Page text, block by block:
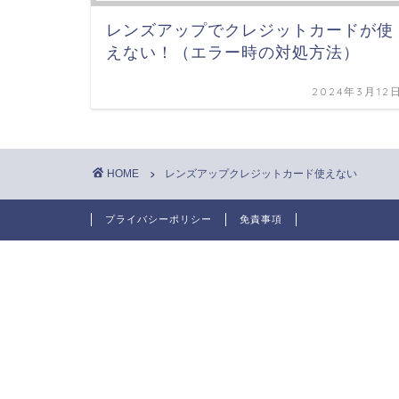
レンズアップでクレジットカードが使
えない！（エラー時の対処方法）
2024年3月12
HOME レンズアップクレジットカード使えない
プライバシーポリシー 免責事項